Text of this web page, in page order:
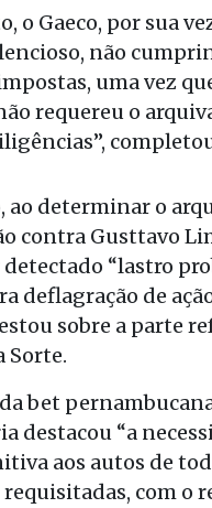
o Gaeco, por sua
não
uma vez
requereu o
ao determinar o
contra Gusttavo
“lastro
deflagração de ação
sobre a parte
Sorte.
bet
destacou “a
aos autos de
com o